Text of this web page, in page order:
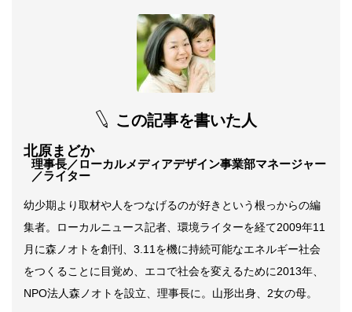
この記事を書いた人
北原まどか
理事長／ローカルメディアデザイン事業部マネージャー
／ライター
幼少期より取材や人をつなげるのが好きという根っからの編
集者。ローカルニュース記者、環境ライターを経て2009年11
月に森ノオトを創刊、3.11を機に持続可能なエネルギー社会
をつくることに目覚め、エコで社会を変えるために2013年、
NPO法人森ノオトを設立、理事長に。山形出身、2女の母。